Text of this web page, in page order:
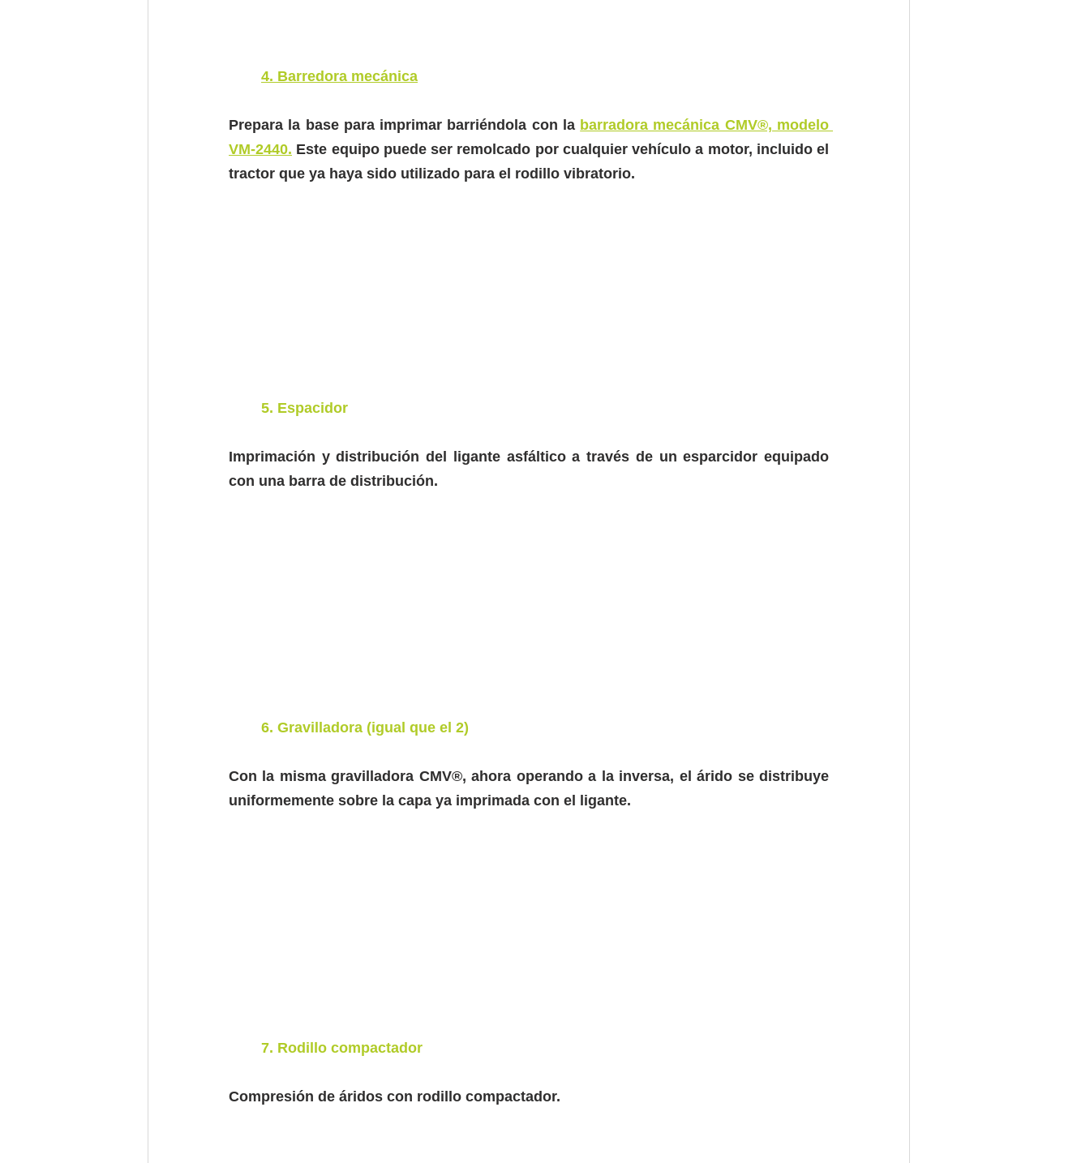
4. Barredora mecánica
Prepara la base para imprimar barriéndola con la barradora mecánica CMV®, modelo
VM-2440. Este equipo puede ser remolcado por cualquier vehículo a motor, incluido el
tractor que ya haya sido utilizado para el rodillo vibratorio.
	5. Espacidor
Imprimación y distribución del ligante asfáltico a través de un esparcidor equipado
con una barra de distribución.
6. Gravilladora (igual que el 2)
Con la misma gravilladora CMV®, ahora operando a la inversa, el árido se distribuye
uniformemente sobre la capa ya imprimada con el ligante.
7. Rodillo compactador
Compresión de áridos con rodillo compactador.